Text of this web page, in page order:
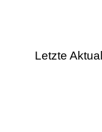
Letzte